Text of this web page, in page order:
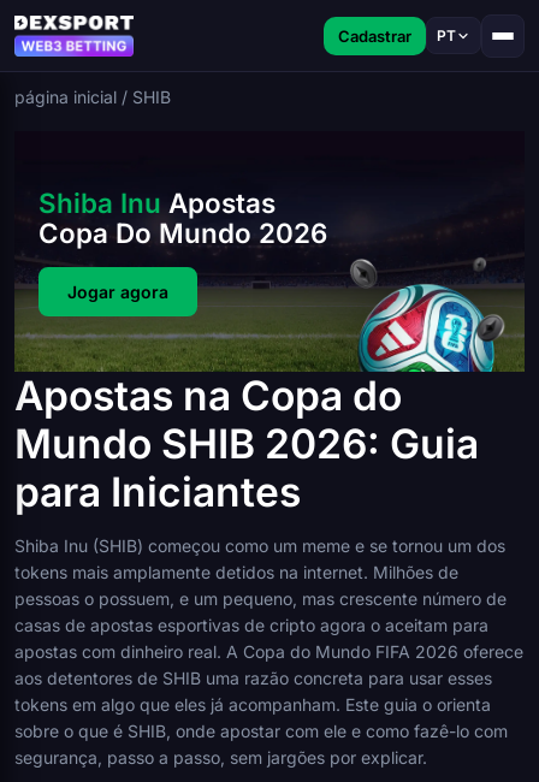
Cadastrar PT
página inicial / SHIB
Shiba Inu Apostas
Copa Do Mundo 2026
Jogar agora
Apostas na Copa do
Mundo SHIB 2026: Guia
para Iniciantes
Shiba Inu (SHIB) começou como um meme e se tornou um dos
tokens mais amplamente detidos na internet. Milhões de
pessoas o possuem, e um pequeno, mas crescente número de
casas de apostas esportivas de cripto agora o aceitam para
apostas com dinheiro real. A Copa do Mundo FIFA 2026 oferece
aos detentores de SHIB uma razão concreta para usar esses
tokens em algo que eles já acompanham. Este guia o orienta
sobre o que é SHIB, onde apostar com ele e como fazê-lo com
segurança, passo a passo, sem jargões por explicar.